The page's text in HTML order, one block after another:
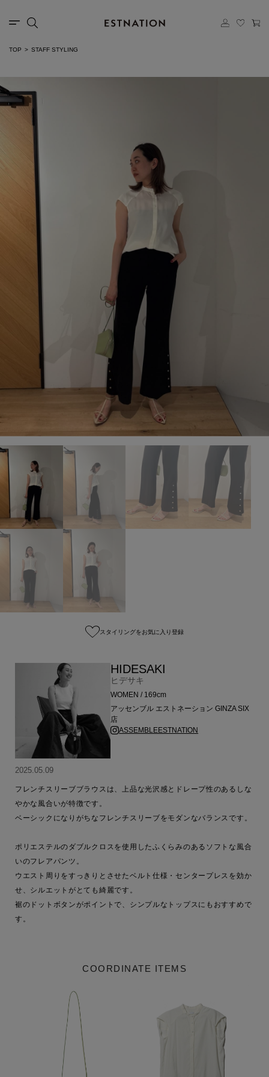
TOP STAFF STYLING
スタイリングをお気に入り登録
HIDESAKI
ヒデサキ
WOMEN / 169cm
アッセンブル エストネーション GINZA SIX
店
ASSEMBLEESTNATION
2025.05.09
フレンチスリーブブラウスは、上品な光沢感とドレープ性のあるしな
やかな風合いが特徴です。
ベーシックになりがちなフレンチスリーブをモダンなバランスです。
ポリエステルのダブルクロスを使用したふくらみのあるソフトな風合
いのフレアパンツ。
ウエスト周りをすっきりとさせたベルト仕様・センタープレスを効か
せ、シルエットがとても綺麗です。
裾のドットボタンがポイントで、シンプルなトップスにもおすすめで
す。
COORDINATE ITEMS